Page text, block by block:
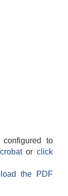
to
orclick
the PDF